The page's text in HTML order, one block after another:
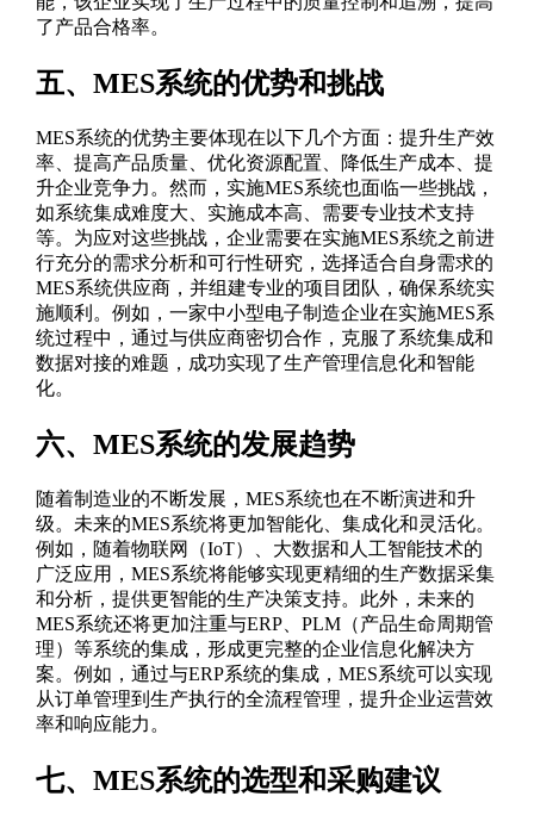
了产品合格率。
五、MES系统的优势和挑战
MES系统的优势主要体现在以下几个方面：提升生产效
率、提高产品质量、优化资源配置、降低生产成本、提
升企业竞争力。然而，实施MES系统也面临一些挑战，
如系统集成难度大、实施成本高、需要专业技术支持
等。为应对这些挑战，企业需要在实施MES系统之前进
行充分的需求分析和可行性研究，选择适合自身需求的
MES系统供应商，并组建专业的项目团队，确保系统实
施顺利。例如，一家中小型电子制造企业在实施MES系
统过程中，通过与供应商密切合作，克服了系统集成和
数据对接的难题，成功实现了生产管理信息化和智能
化。
六、MES系统的发展趋势
随着制造业的不断发展，MES系统也在不断演进和升
级。未来的MES系统将更加智能化、集成化和灵活化。
例如，随着物联网（IoT）、大数据和人工智能技术的
广泛应用，MES系统将能够实现更精细的生产数据采集
和分析，提供更智能的生产决策支持。此外，未来的
MES系统还将更加注重与ERP、PLM（产品生命周期管
理）等系统的集成，形成更完整的企业信息化解决方
案。例如，通过与ERP系统的集成，MES系统可以实现
从订单管理到生产执行的全流程管理，提升企业运营效
率和响应能力。
七、MES系统的选型和采购建议